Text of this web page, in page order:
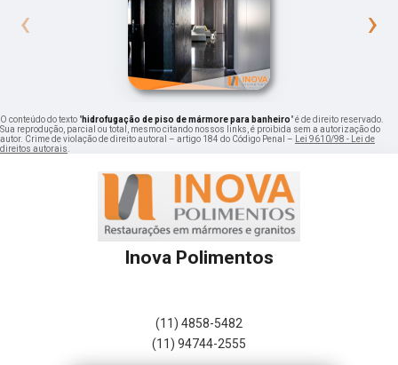
‹ ›
O conteúdo do texto "hidrofugação de piso de mármore para banheiro" é de direito reservado.
Sua reprodução, parcial ou total, mesmo citando nossos links, é proibida sem a autorização do
autor. Crime de violação de direito autoral – artigo 184 do Código Penal –
Lei 9610/98 - Lei de
direitos autorais
Inova Polimentos
(11) 4858-5482
(11) 94744-2555